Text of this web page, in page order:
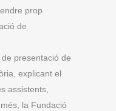
prop
de
de presentació de
explicant el
assistents,
la Fundació